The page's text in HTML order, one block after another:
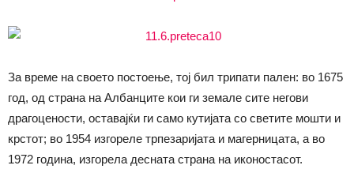
За време на своето постоење, тој бил трипати пален: во 1675
год, од страна на Албанците кои ги земале сите негови
драгоцености, оставајќи ги само кутијата со светите мошти и
крстот; во 1954 изгореле трпезаријата и магерницата, а во
1972 година, изгорела десната страна на иконостасот.